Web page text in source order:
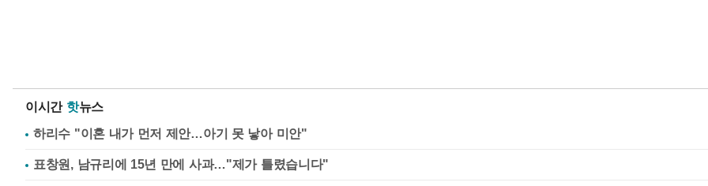
이시간 핫뉴스
하리수 "이혼 내가 먼저 제안…아기 못 낳아 미안"
표창원, 남규리에 15년 만에 사과…"제가 틀렸습니다"